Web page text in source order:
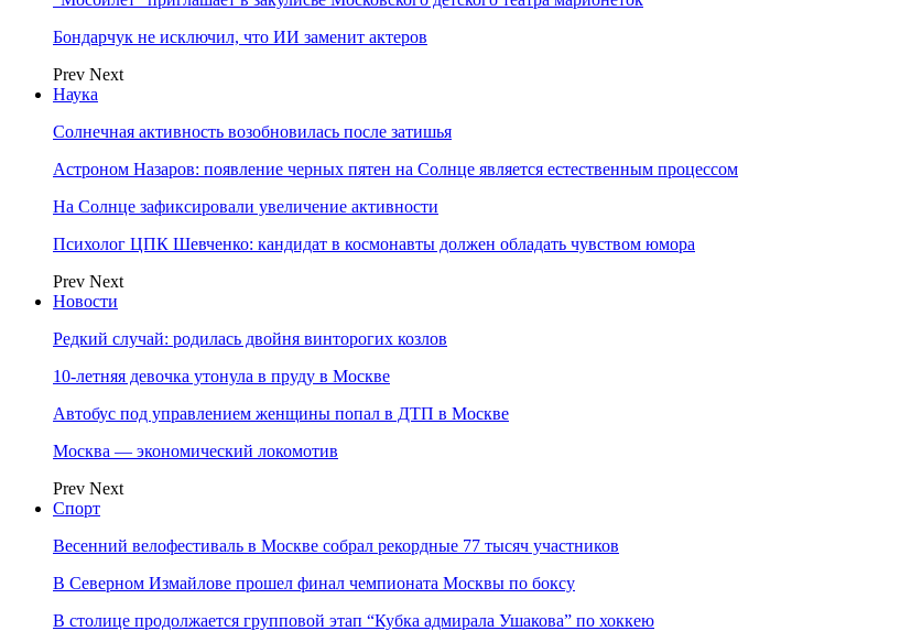
Бондарчук не исключил, что ИИ заменит актеров
Prev Next
Наука
Солнечная активность возобновилась после затишья
Астроном Назаров: появление черных пятен на Солнце является естественным процессом
На Солнце зафиксировали увеличение активности
Психолог ЦПК Шевченко: кандидат в космонавты должен обладать чувством юмора
Prev Next
Новости
Редкий случай: родилась двойня винторогих козлов
10-летняя девочка утонула в пруду в Москве
Автобус под управлением женщины попал в ДТП в Москве
Москва — экономический локомотив
Prev Next
Спорт
Весенний велофестиваль в Москве собрал рекордные 77 тысяч участников
В Северном Измайлове прошел финал чемпионата Москвы по боксу
В столице продолжается групповой этап “Кубка адмирала Ушакова” по хоккею